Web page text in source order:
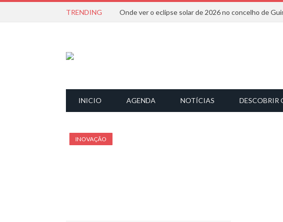
TRENDING Onde ver o eclipse solar de 2026 no concelho de
INICIO AGENDA NOTÍCIAS DESCOBRIR
INOVAÇÃO